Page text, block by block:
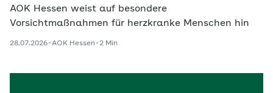
AOK Hessen weist auf besondere
Vorsichtmaßnahmen für herzkranke Menschen hin
28.07.2026 AOK Hessen 2 Min